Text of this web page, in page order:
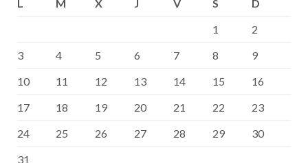
L
M X J V S
D
1
2
3
4 5 6 7 8
9
10
11 12 13 14 15
16
17
18 19 20 21 22
23
24
25 26 27 28 29
30
31